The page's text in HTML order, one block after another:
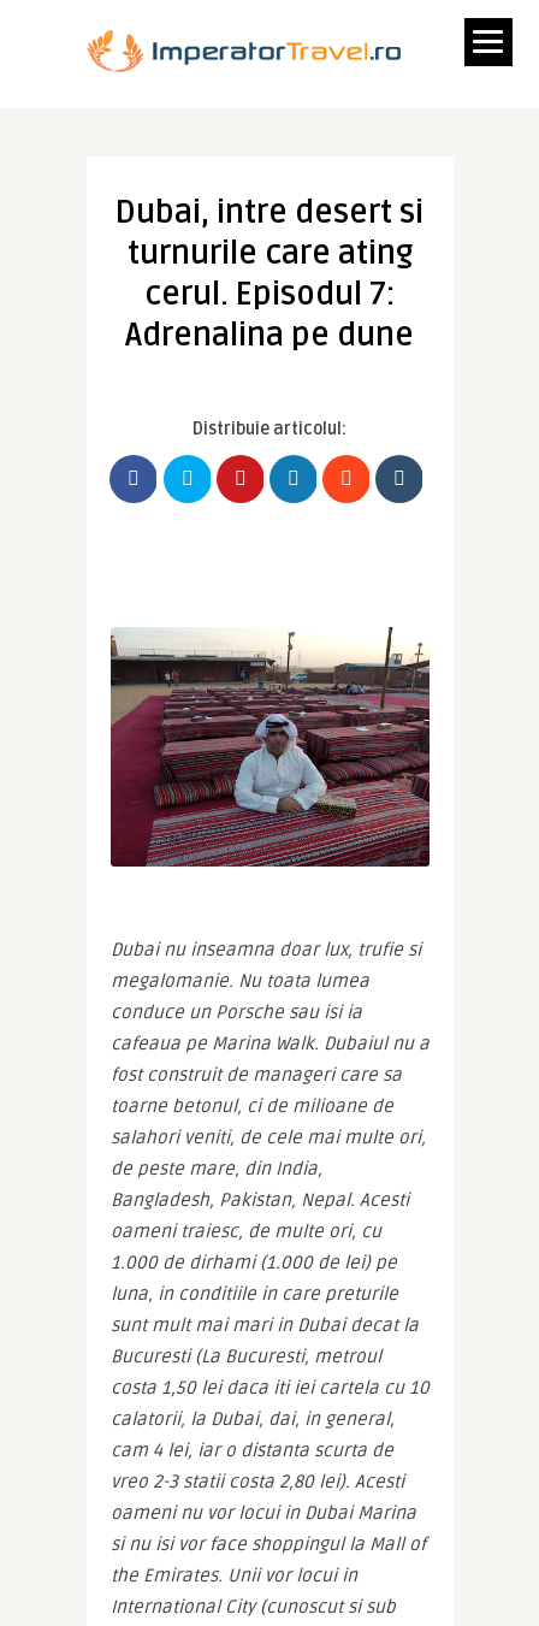
Dubai, intre desert si
turnurile care ating
cerul. Episodul 7:
Adrenalina pe dune
Distribuie articolul:
Dubai nu inseamna doar lux, trufie si
megalomanie. Nu toata lumea
conduce un Porsche sau isi ia
cafeaua pe Marina Walk. Dubaiul nu a
fost construit de manageri care sa
toarne betonul, ci de milioane de
salahori veniti, de cele mai multe ori,
de peste mare, din India,
Bangladesh, Pakistan, Nepal. Acesti
oameni traiesc, de multe ori, cu
1.000 de dirhami (1.000 de lei) pe
luna, in conditiile in care preturile
sunt mult mai mari in Dubai decat la
Bucuresti (La Bucuresti, metroul
costa 1,50 lei daca iti iei cartela cu 10
calatorii, la Dubai, dai, in general,
cam 4 lei, iar o distanta scurta de
vreo 2-3 statii costa 2,80 lei). Acesti
oameni nu vor locui in Dubai Marina
si nu isi vor face shoppingul la Mall of
the Emirates. Unii vor locui in
International City (cunoscut si sub